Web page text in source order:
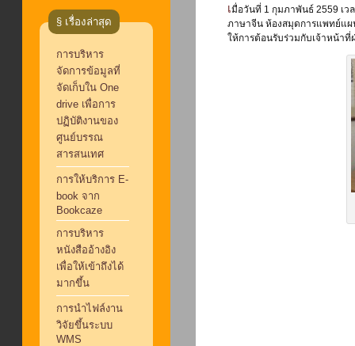
§ เรื่องล่าสุด
การบริหาร
จัดการข้อมูลที่
จัดเก็บใน One
drive เพื่อการ
ปฏิบัติงานของ
ศูนย์บรรณ
สารสนเทศ
การให้บริการ E-
book จาก
Bookcaze
การบริหาร
หนังสืออ้างอิง
เพื่อให้เข้าถึงได้
มากขึ้น
การนำไฟล์งาน
วิจัยขึ้นระบบ
WMS
เมื่อวันที่ 1 กุมภาพันธ์ 2559 เวลา 11.30 น. อธิการบดีและคณะจากมหาวิทยาลัยอู่โจว จำนวน 5 คน เข้าเยี่ยมชมห้องสมุด
ภาษาจีน ห้องสมุดการแพทย์แผ
ให้การต้อนรับร่วมกับเจ้าหน้าที่